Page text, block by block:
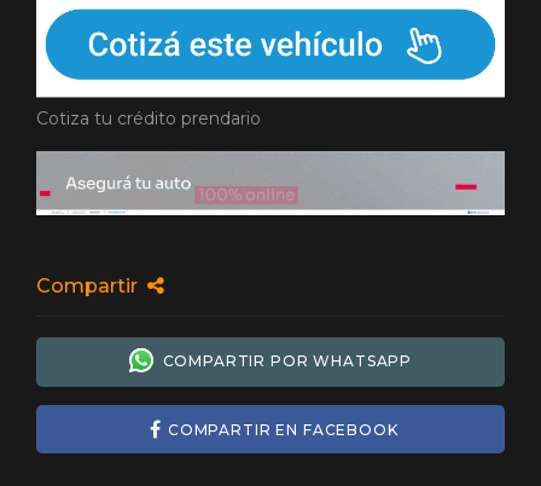
Cotiza tu crédito prendario
Compartir
COMPARTIR POR WHATSAPP
COMPARTIR EN FACEBOOK